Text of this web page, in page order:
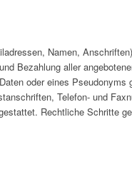
Namen,
Bezahlung aller
oder eines Pseudonyms
Telefon- und
Rechtliche Schritte